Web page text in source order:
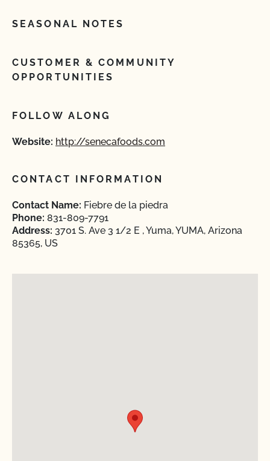
SEASONAL NOTES
CUSTOMER & COMMUNITY
OPPORTUNITIES
FOLLOW ALONG
Website: http://senecafoods.com
CONTACT INFORMATION
Contact Name: Fiebre de la piedra
Phone: 831-809-7791
Address: 3701 S. Ave 3 1/2 E , Yuma, YUMA, Arizona
85365, US